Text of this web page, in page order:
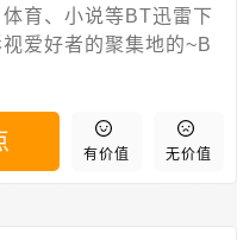
育、小说等BT迅雷下
爱好者的聚集地的~B
有价值 无价值